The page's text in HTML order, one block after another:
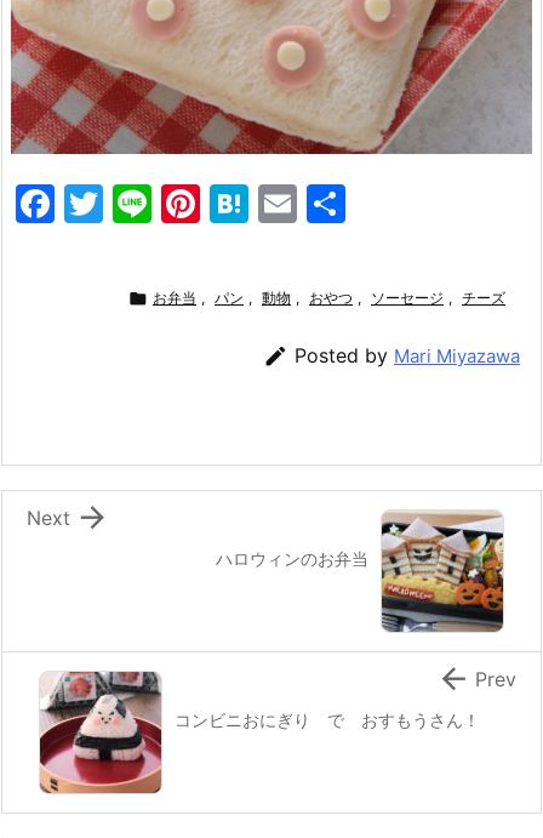
F
k
T
itt
er
Li
e
Pi
er
e
H
e
n
a
E
ai
l
 お弁当 , パン , 動物 , おやつ , ソーセージ , チーズ
 Posted by Mari Miyazawa
ハロウィンのお弁当

Next
コンビニおにぎり で おすもうさん！
 Prev